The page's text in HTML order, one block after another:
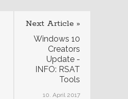
Next Article »
Windows 10
Creators
Update -
INFO: RSAT
Tools
10. April 2017